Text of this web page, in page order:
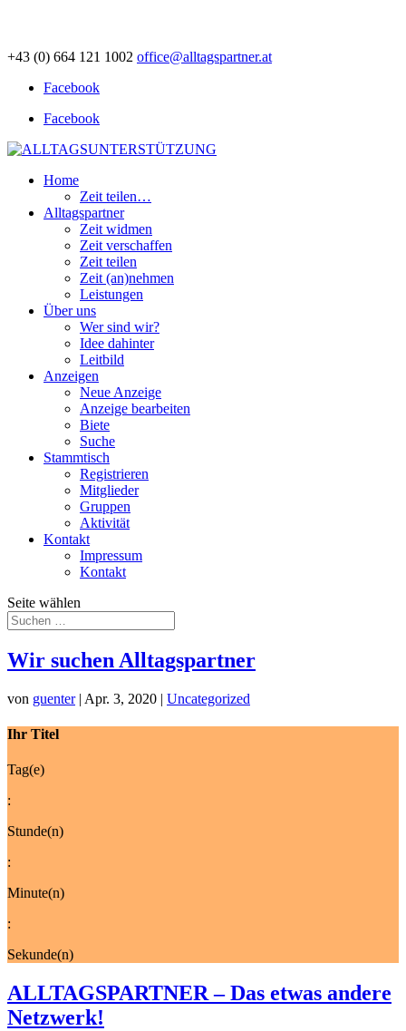
+43 (0) 664 121 1002 office@alltagspartner.at
Facebook
Facebook
Home
Zeit teilen…
Alltagspartner
Zeit widmen
Zeit verschaffen
Zeit teilen
Zeit (an)nehmen
Leistungen
Über uns
Wer sind wir?
Idee dahinter
Leitbild
Anzeigen
Neue Anzeige
Anzeige bearbeiten
Biete
Suche
Stammtisch
Registrieren
Mitglieder
Gruppen
Aktivität
Kontakt
Impressum
Kontakt
Seite wählen
Wir suchen Alltagspartner
von guenter| Apr. 3, 2020 | Uncategorized
Ihr Titel
Tag(e)
:
Stunde(n)
:
Minute(n)
:
Sekunde(n)
ALLTAGSPARTNER – Das etwas andere
Netzwerk!